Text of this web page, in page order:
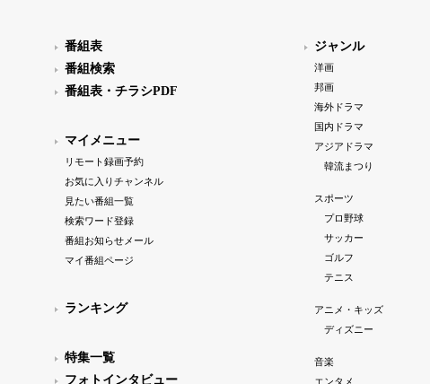
番組表
番組検索
番組表・チラシPDF
マイメニュー
リモート録画予約
お気に入りチャンネル
見たい番組一覧
検索ワード登録
番組お知らせメール
マイ番組ページ
ランキング
特集一覧
フォトインタビュー
ジャンル
洋画
邦画
海外ドラマ
国内ドラマ
アジアドラマ
韓流まつり
スポーツ
プロ野球
サッカー
ゴルフ
テニス
アニメ・キッズ
ディズニー
音楽
エンタメ